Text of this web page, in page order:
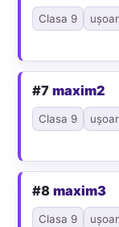
Clasa 9
#7maxim2
Clasa 9
#8maxim3
Clasa 9